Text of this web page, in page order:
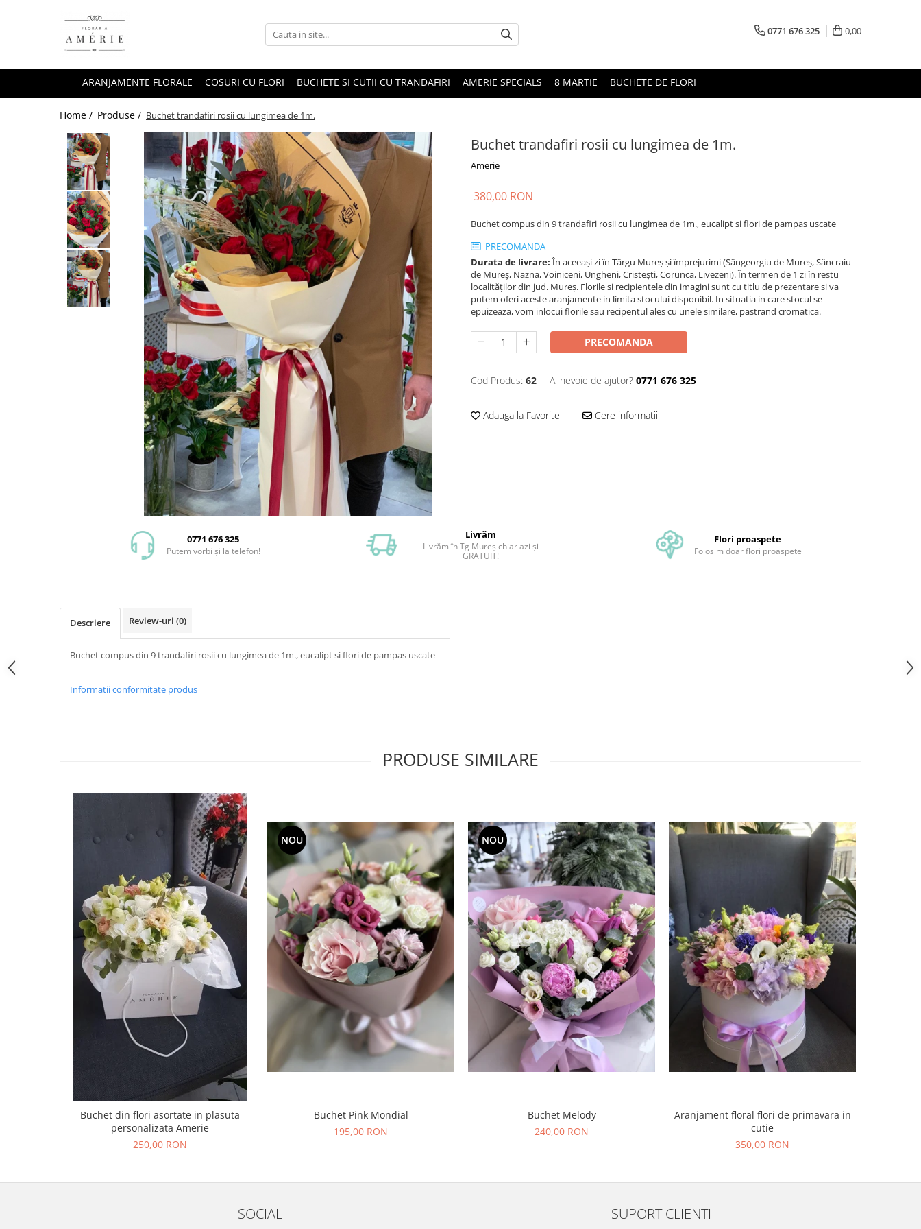
0771 676 325 0,00
ARANJAMENTE FLORALE COSURI CU FLORI BUCHETE SI CUTII CU TRANDAFIRI AMERIE SPECIALS 8 MARTIE BUCHETE DE FLORI
Home / Produse / Buchet trandafiri rosii cu lungimea de 1m.
Buchet trandafiri rosii cu lungimea de 1m.
Amerie
380,00 RON
Buchet compus din 9 trandafiri rosii cu lungimea de 1m., eucalipt si flori de pampas uscate
PRECOMANDA
Durata de livrare: În aceeași zi în Târgu Mureș și împrejurimi (Sângeorgiu de Mureș, Sâncraiu
de Mureș, Nazna, Voiniceni, Ungheni, Cristești, Corunca, Livezeni). În termen de 1 zi în restu
localităților din jud. Mureș. Florile si recipientele din imagini sunt cu titlu de prezentare si va
putem oferi aceste aranjamente in limita stocului disponibil. In situatia in care stocul se
epuizeaza, vom inlocui florile sau recipentul ales cu unele similare, pastrand cromatica.
PRECOMANDA
Cod Produs: 62 Ai nevoie de ajutor? 0771 676 325
Adauga la Favorite Cere informatii
0771 676 325
Putem vorbi și la telefon!
Livrăm
Livrăm în Tg Mureș chiar azi și
GRATUIT!
Flori proaspete
Folosim doar flori proaspete
Descriere Review-uri (0)
Buchet compus din 9 trandafiri rosii cu lungimea de 1m., eucalipt si flori de pampas uscate
Informatii conformitate produs
PRODUSE SIMILARE
Buchet din flori asortate in plasuta
personalizata Amerie
250,00 RON
NOU
Buchet Pink Mondial
195,00 RON
NOU
Buchet Melody
240,00 RON
Aranjament floral flori de primavara in
cutie
350,00 RON
SOCIAL SUPORT CLIENTI